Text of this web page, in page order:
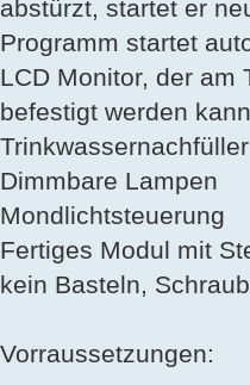
abstürzt, startet er
Programm startet
LCD Monitor, der am
befestigt werden kann.
Trinkwassernachfüller
Dimmbare Lampen
Mondlichtsteuerung
Fertiges Modul mit
kein Basteln,
Vorraussetzungen: